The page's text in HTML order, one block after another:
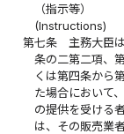
（指示等）
(Instructions)
第七条
主務大臣
条の二第二項、
くは第四条から
た場合において
の提供を受ける
は、その販売業